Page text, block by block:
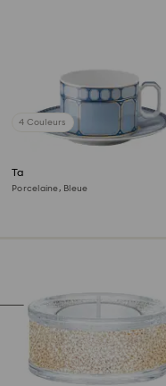
4 Couleurs
Tasse avec soucoupe Signum
Porcelaine, Bleue